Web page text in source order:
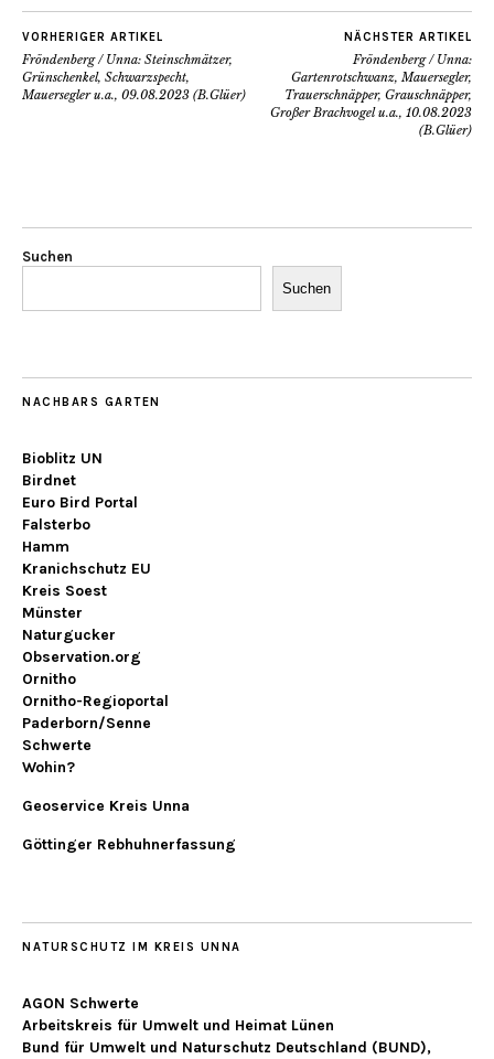
VORHERIGER ARTIKEL
Fröndenberg / Unna: Steinschmätzer,
Grünschenkel, Schwarzspecht,
Mauersegler u.a., 09.08.2023 (B.Glüer)
NÄCHSTER ARTIKEL
Fröndenberg / Unna:
Gartenrotschwanz, Mauersegler,
Trauerschnäpper, Grauschnäpper,
Großer Brachvogel u.a., 10.08.2023
(B.Glüer)
Suchen
Suchen
NACHBARS GARTEN
Bioblitz UN
Birdnet
Euro Bird Portal
Falsterbo
Hamm
Kranichschutz EU
Kreis Soest
Münster
Naturgucker
Observation.org
Ornitho
Ornitho-Regioportal
Paderborn/Senne
Schwerte
Wohin?
Geoservice Kreis Unna
Göttinger Rebhuhnerfassung
NATURSCHUTZ IM KREIS UNNA
AGON Schwerte
Arbeitskreis für Umwelt und Heimat Lünen
Bund für Umwelt und Naturschutz Deutschland (BUND),